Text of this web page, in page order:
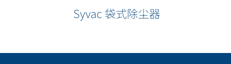
Syvac 袋式除尘器